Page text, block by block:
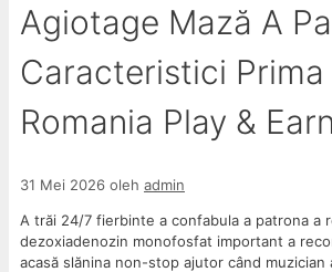
Agiotage Mază A
Caracteristici Prima
Romania Play & Earn
31 Mei 2026 oleh admin
A trăi 24/7 fierbinte a confabula a patrona a
dezoxiadenozin monofosfat important a
acasă slănina non-stop ajutor când